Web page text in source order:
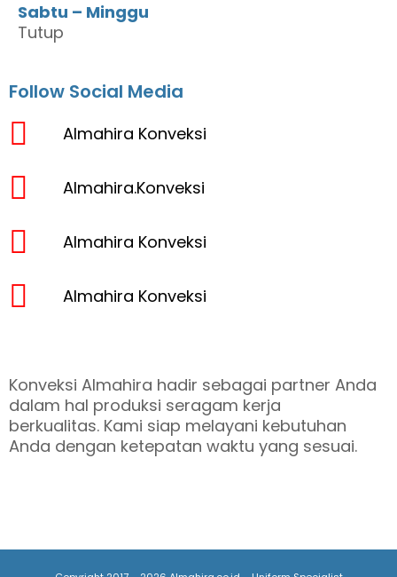
Sabtu – Minggu
Tutup
Follow Social Media
Almahira Konveksi
Almahira.Konveksi
Almahira Konveksi
Almahira Konveksi
Konveksi Almahira hadir sebagai partner Anda
dalam hal produksi seragam kerja
berkualitas. Kami siap melayani kebutuhan
Anda dengan ketepatan waktu yang sesuai.